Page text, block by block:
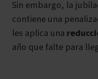
Sin embargo, la
contiene una
les aplica una
año que falte para